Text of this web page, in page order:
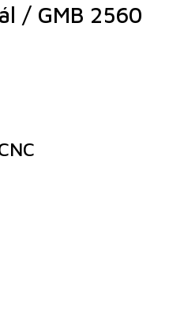
/ GMB 2560